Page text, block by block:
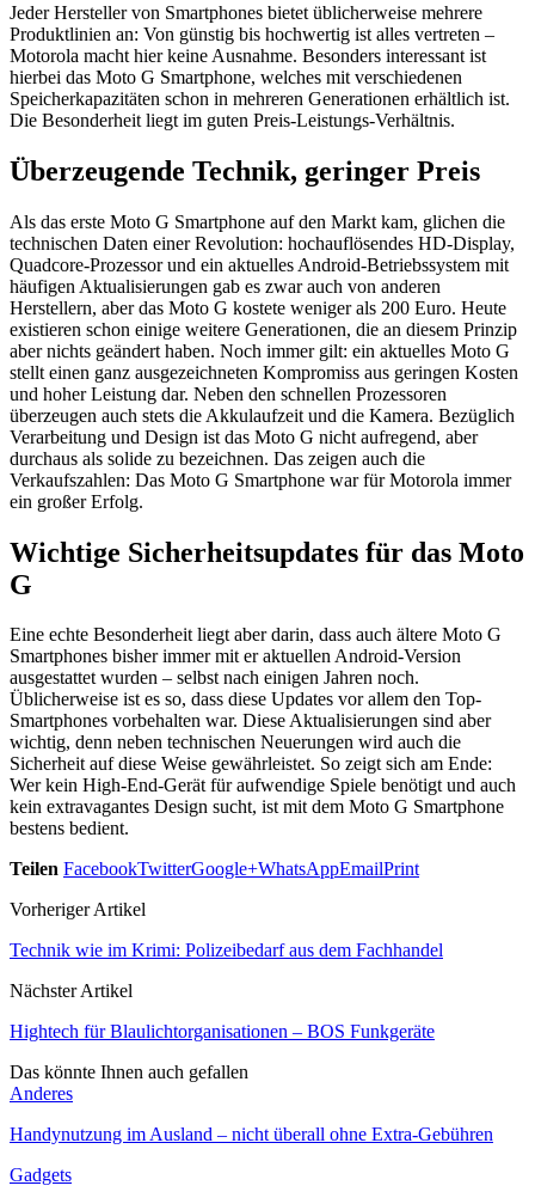
Jeder Hersteller von Smartphones bietet üblicherweise mehrere
Produktlinien an: Von günstig bis hochwertig ist alles vertreten –
Motorola macht hier keine Ausnahme. Besonders interessant ist
hierbei das Moto G Smartphone, welches mit verschiedenen
Speicherkapazitäten schon in mehreren Generationen erhältlich ist.
Die Besonderheit liegt im guten Preis-Leistungs-Verhältnis.
Überzeugende Technik, geringer Preis
Als das erste Moto G Smartphone auf den Markt kam, glichen die
technischen Daten einer Revolution: hochauflösendes HD-Display,
Quadcore-Prozessor und ein aktuelles Android-Betriebssystem mit
häufigen Aktualisierungen gab es zwar auch von anderen
Herstellern, aber das Moto G kostete weniger als 200 Euro. Heute
existieren schon einige weitere Generationen, die an diesem Prinzip
aber nichts geändert haben. Noch immer gilt: ein aktuelles Moto G
stellt einen ganz ausgezeichneten Kompromiss aus geringen Kosten
und hoher Leistung dar. Neben den schnellen Prozessoren
überzeugen auch stets die Akkulaufzeit und die Kamera. Bezüglich
Verarbeitung und Design ist das Moto G nicht aufregend, aber
durchaus als solide zu bezeichnen. Das zeigen auch die
Verkaufszahlen: Das Moto G Smartphone war für Motorola immer
ein großer Erfolg.
Wichtige Sicherheitsupdates für das Moto
G
Eine echte Besonderheit liegt aber darin, dass auch ältere Moto G
Smartphones bisher immer mit er aktuellen Android-Version
ausgestattet wurden – selbst nach einigen Jahren noch.
Üblicherweise ist es so, dass diese Updates vor allem den Top-
Smartphones vorbehalten war. Diese Aktualisierungen sind aber
wichtig, denn neben technischen Neuerungen wird auch die
Sicherheit auf diese Weise gewährleistet. So zeigt sich am Ende:
Wer kein High-End-Gerät für aufwendige Spiele benötigt und auch
kein extravagantes Design sucht, ist mit dem Moto G Smartphone
bestens bedient.
Teilen FacebookTwitterGoogle+WhatsAppEmailPrint
Vorheriger Artikel
Technik wie im Krimi: Polizeibedarf aus dem Fachhandel
Nächster Artikel
Hightech für Blaulichtorganisationen – BOS Funkgeräte
Das könnte Ihnen auch gefallen
Anderes
Handynutzung im Ausland – nicht überall ohne Extra-Gebühren
Gadgets